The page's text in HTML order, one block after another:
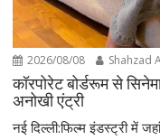
2026/08/08 Shahzad
कॉरपोरेट बोर्डरूम से
अनोखी एंट्री
नई दिल्ली:फिल्म इंडस्ट्री में